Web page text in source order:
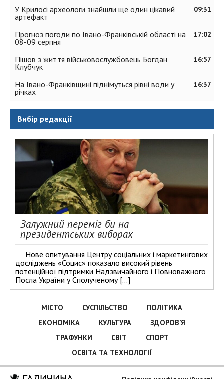
09:31
У Крилосі археологи знайшли ще один цікавий
артефакт
17:02
Прогноз погоди по Івано-Франківській області на
08-09 серпня
16:57
Пішов з життя військовослужбовець Богдан
Клубчук
16:37
На Івано-Франківщині піднімуться рівні води у
річках
Вибір редакції
Залужний переміг би на
президентських виборах
Нове опитування Центру соціальних і маркетингових
досліджень «Социс» показало високий рівень
потенційної підтримки Надзвичайного і Повноважного
Посла України у Сполученому […]
МІСТО СУСПІЛЬСТВО
ПОЛІТИКА
ЕКОНОМІКА
КУЛЬТУРА
ЗДОРОВ’Я
ТРАФУНКИ
СВІТ
СПОРТ
ОСВІТА ТА ТЕХНОЛОГІЇ